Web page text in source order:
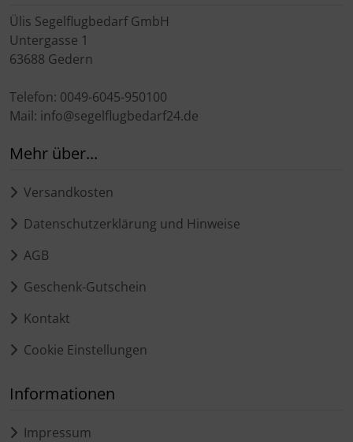
Ülis Segelflugbedarf GmbH
Untergasse 1
63688 Gedern
Telefon: 0049-6045-950100
Mail: info@segelflugbedarf24.de
Mehr über...
Versandkosten
Datenschutzerklärung und Hinweise
AGB
Geschenk-Gutschein
Kontakt
Cookie Einstellungen
Informationen
Impressum